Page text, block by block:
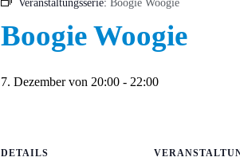
Veranstaltungsserie: Boogie Woogie
Boogie Woogie
7. Dezember von 20:00 - 22:00
DETAILS